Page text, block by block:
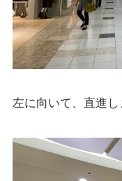
左に向いて、直進し